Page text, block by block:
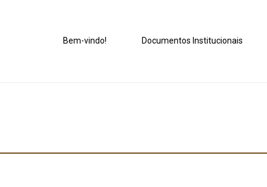
Bem-vindo! Documentos Institucionais